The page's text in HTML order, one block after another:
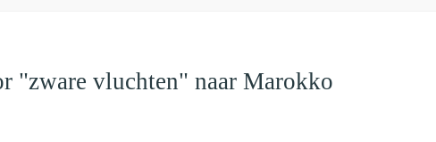
"zware vluchten" naar Marokko